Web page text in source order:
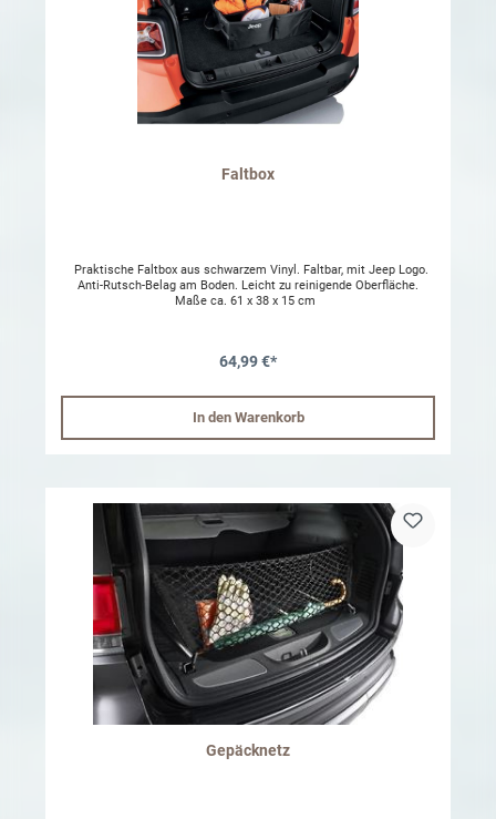
Faltbox
Praktische Faltbox aus schwarzem Vinyl. Faltbar, mit Jeep Logo.
Anti-Rutsch-Belag am Boden. Leicht zu reinigende Oberfläche.
Maße ca. 61 x 38 x 15 cm
64,99 €*
In den Warenkorb
Gepäcknetz